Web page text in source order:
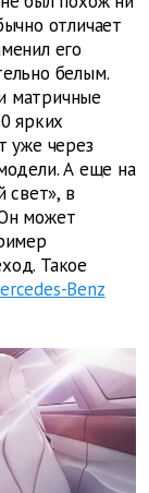
отличает
его
белым.
матричные
ярких
уже через
А еще на
свет», в
может
Такое
Benz